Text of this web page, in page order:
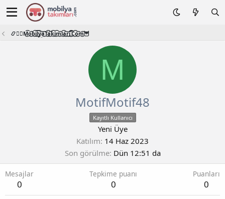
📿🧙‍♂️M͜͡o͜͡b͜͡i͜͡l͜͡y͜͡a͜͡T͜͡a͜͡k͜͡i͜͡m͜͡l͜͡a͜͡r͜͡i͜͡.͜͡C͜͡o͜͡m͜͡🦉
M
MotifMotif48
Kayıtlı Kullanıcı
Yeni Üye
Katılım 14 Haz 2023
Son görülme Dün 12:51 da
Mesajlar
0
Tepkime puanı
0
Puanları
0